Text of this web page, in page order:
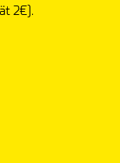
2€).